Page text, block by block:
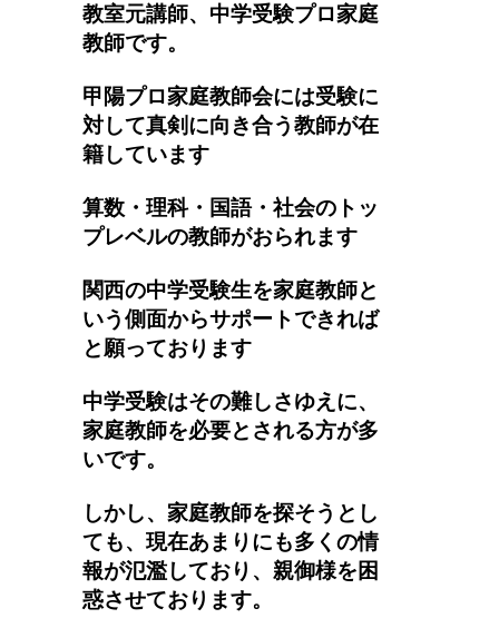
教室元講師、 中学受験プロ家庭
教師です。
甲陽プロ家庭教師会には受験に
対して真剣に向き合う教師が在
籍しています
算数・理科・国語・社会のトッ
プレベルの教師がおられます
関西の中学受験生を家庭教師と
いう側面からサポートできれば
と願っております
中学受験はその難しさゆえに、
家庭教師を必要とされる方が多
いです。
しかし、家庭教師を探そうとし
ても、現在あまりにも多くの情
報が氾濫しており、親御様を困
惑させております。